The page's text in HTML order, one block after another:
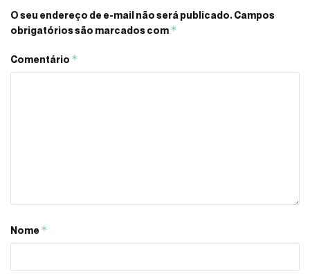
O seu endereço de e-mail não será publicado.Campos
obrigatórios são marcados com*
Comentário *
Nome*